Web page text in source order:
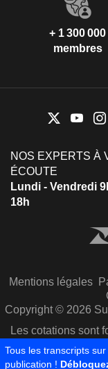
+ 1 300 000
membres
NOS EXPERTS À
ÉCOUTE
Lundi - Vendredi
18h
Mentions légales
Copyright © 2026
Les cotations sont
Tous les transcripts
publication !